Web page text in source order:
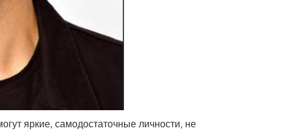
яркие, самодостаточные личности, не